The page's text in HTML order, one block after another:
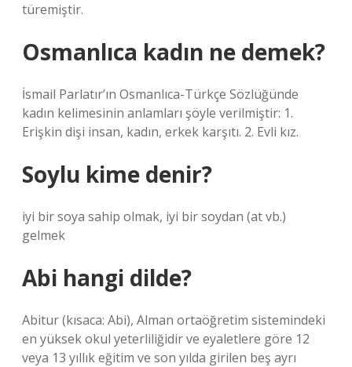
türemiştir.
Osmanlıca kadın ne demek?
İsmail Parlatır’ın Osmanlıca-Türkçe Sözlüğünde
kadın kelimesinin anlamları şöyle verilmiştir: 1.
Erişkin dişi insan, kadın, erkek karşıtı. 2. Evli kız.
Soylu kime denir?
iyi bir soya sahip olmak, iyi bir soydan (at vb.)
gelmek
Abi hangi dilde?
Abitur (kısaca: Abi), Alman ortaöğretim sistemindeki
en yüksek okul yeterliliğidir ve eyaletlere göre 12
veya 13 yıllık eğitim ve son yılda girilen beş ayrı